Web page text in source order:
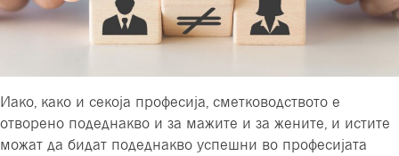
Иако, како и секоја професија, сметководството е
отворено подеднакво и за мажите и за жените, и истите
можат да бидат подеднакво успешни во професијата